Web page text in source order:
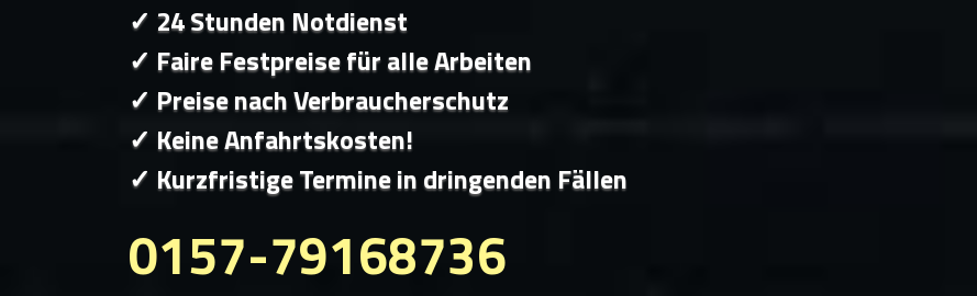
✓ 24 Stunden Notdienst
✓ Faire Festpreise für alle Arbeiten
✓ Preise nach Verbraucherschutz
✓ Keine Anfahrtskosten!
✓ Kurzfristige Termine in dringenden Fällen
0157-79168736